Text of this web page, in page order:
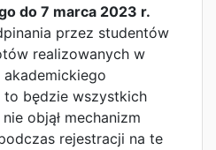
do 7 marca 2023 r.
przez studentów
realizowanych w
będzie wszystkich
objął mechanizm
rejestracji na te